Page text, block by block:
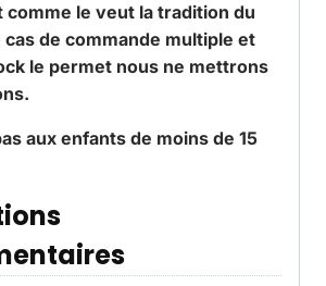
comme le veut la tradition du
cas de commande multiple et
le permet nous ne mettrons
aux enfants de moins de 15